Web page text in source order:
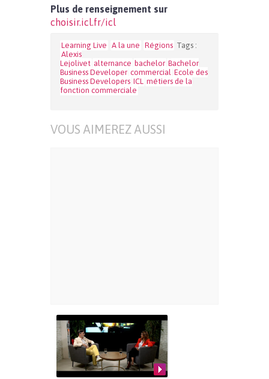
Plus de renseignement sur
choisir.icl.fr/icl
Learning Live A la une Régions Tags :
Alexis
Lejolivet alternance bachelor Bachelor
Business Developer commercial Ecole des
Business Developers ICL métiers de la
fonction commerciale
VOUS AIMEREZ AUSSI